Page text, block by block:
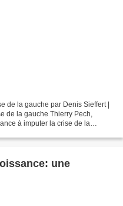
de la gauche par Denis Sieffert |
de la gauche Thierry Pech,
à imputer la crise de la